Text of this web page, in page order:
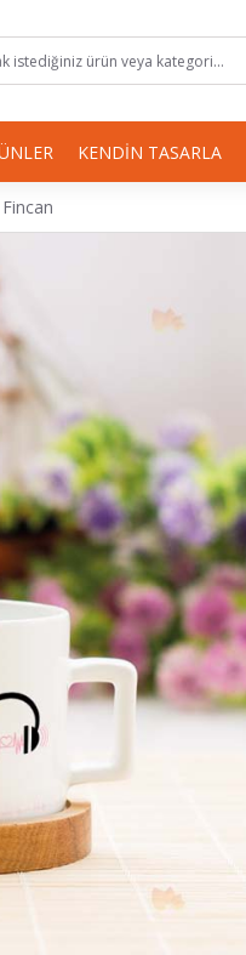
KENDIN TASARLA